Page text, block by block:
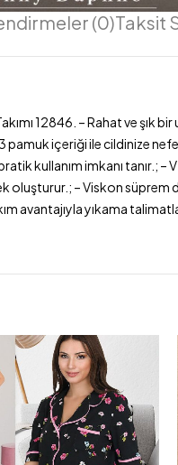
(0)Taksit
12846. – Rahat ve
içeriği ile cildinize
kullanım imkanı tanır.; –
– Viskon süprem
avantajıyla yıkama